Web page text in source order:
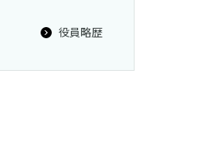
役員略歴